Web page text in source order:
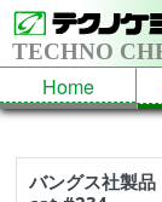
TECHNO
Home
バングス社製品